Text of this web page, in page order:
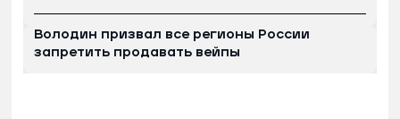
Володин призвал все регионы России
запретить продавать вейпы